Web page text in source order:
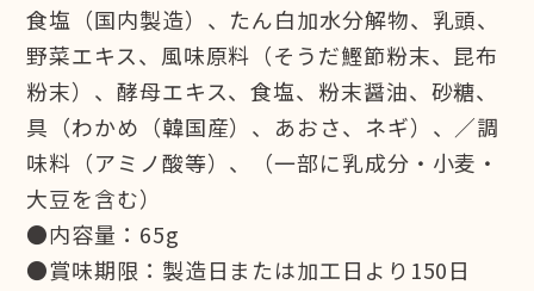
食塩（国内製造）、たん白加水分解物、乳頭、
野菜エキス、風味原料（そうだ鰹節粉末、昆布
粉末）、酵母エキス、食塩、粉末醤油、砂糖、
具（わかめ（韓国産）、あおさ、ネギ）、／調
味料（アミノ酸等）、（一部に乳成分・小麦・
大豆を含む）
●内容量：65g
●賞味期限：製造日または加工日より150日